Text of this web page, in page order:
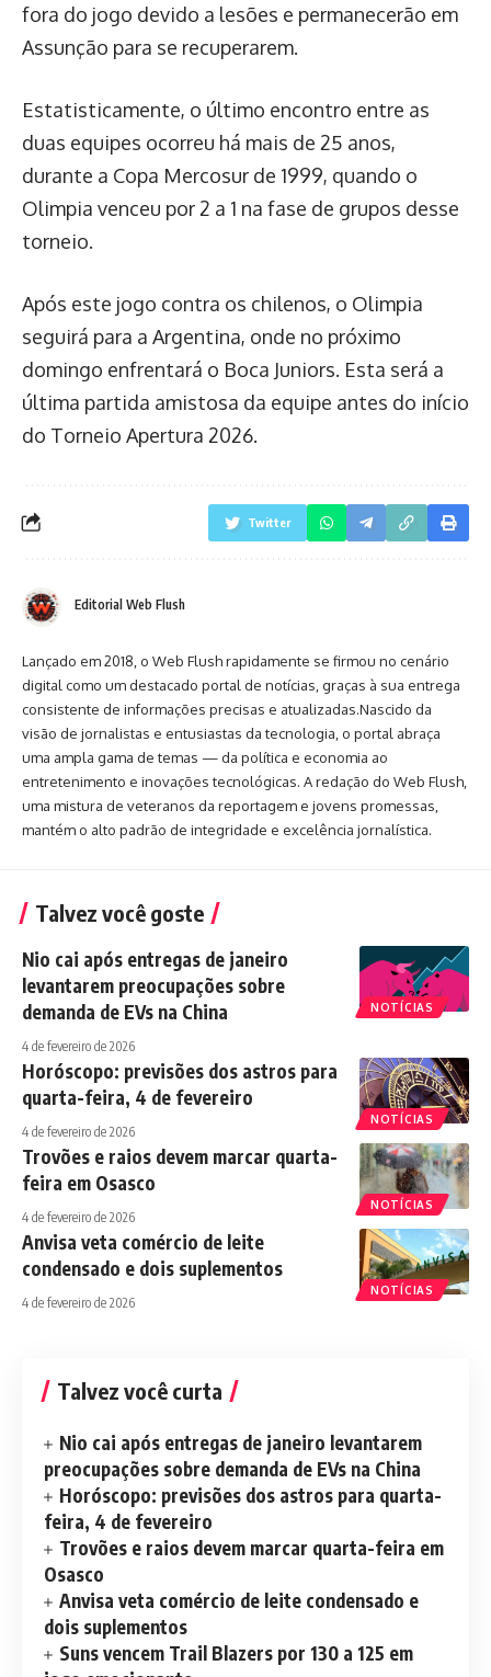
fora do jogo devido a lesões e permanecerão em
Assunção para se recuperarem.
Estatisticamente, o último encontro entre as
duas equipes ocorreu há mais de 25 anos,
durante a Copa Mercosur de 1999, quando o
Olimpia venceu por 2 a 1 na fase de grupos desse
torneio.
Após este jogo contra os chilenos, o Olimpia
seguirá para a Argentina, onde no próximo
domingo enfrentará o Boca Juniors. Esta será a
última partida amistosa da equipe antes do início
do Torneio Apertura 2026.
Twitter
Editorial Web Flush
Lançado em 2018, o Web Flush rapidamente se firmou no cenário
digital como um destacado portal de notícias, graças à sua entrega
consistente de informações precisas e atualizadas.Nascido da
visão de jornalistas e entusiastas da tecnologia, o portal abraça
uma ampla gama de temas — da política e economia ao
entretenimento e inovações tecnológicas. A redação do Web Flush,
uma mistura de veteranos da reportagem e jovens promessas,
mantém o alto padrão de integridade e excelência jornalística.
Talvez você goste
NOTÍCIAS
Nio cai após entregas de janeiro
levantarem preocupações sobre
demanda de EVs na China
4 de fevereiro de 2026
NOTÍCIAS
Horóscopo: previsões dos astros para
quarta-feira, 4 de fevereiro
4 de fevereiro de 2026
NOTÍCIAS
Trovões e raios devem marcar quarta-
feira em Osasco
4 de fevereiro de 2026
NOTÍCIAS
Anvisa veta comércio de leite
condensado e dois suplementos
4 de fevereiro de 2026
Talvez você curta
Nio cai após entregas de janeiro levantarem
preocupações sobre demanda de EVs na China
Horóscopo: previsões dos astros para quarta-
feira, 4 de fevereiro
Trovões e raios devem marcar quarta-feira em
Osasco
Anvisa veta comércio de leite condensado e
dois suplementos
Suns vencem Trail Blazers por 130 a 125 em